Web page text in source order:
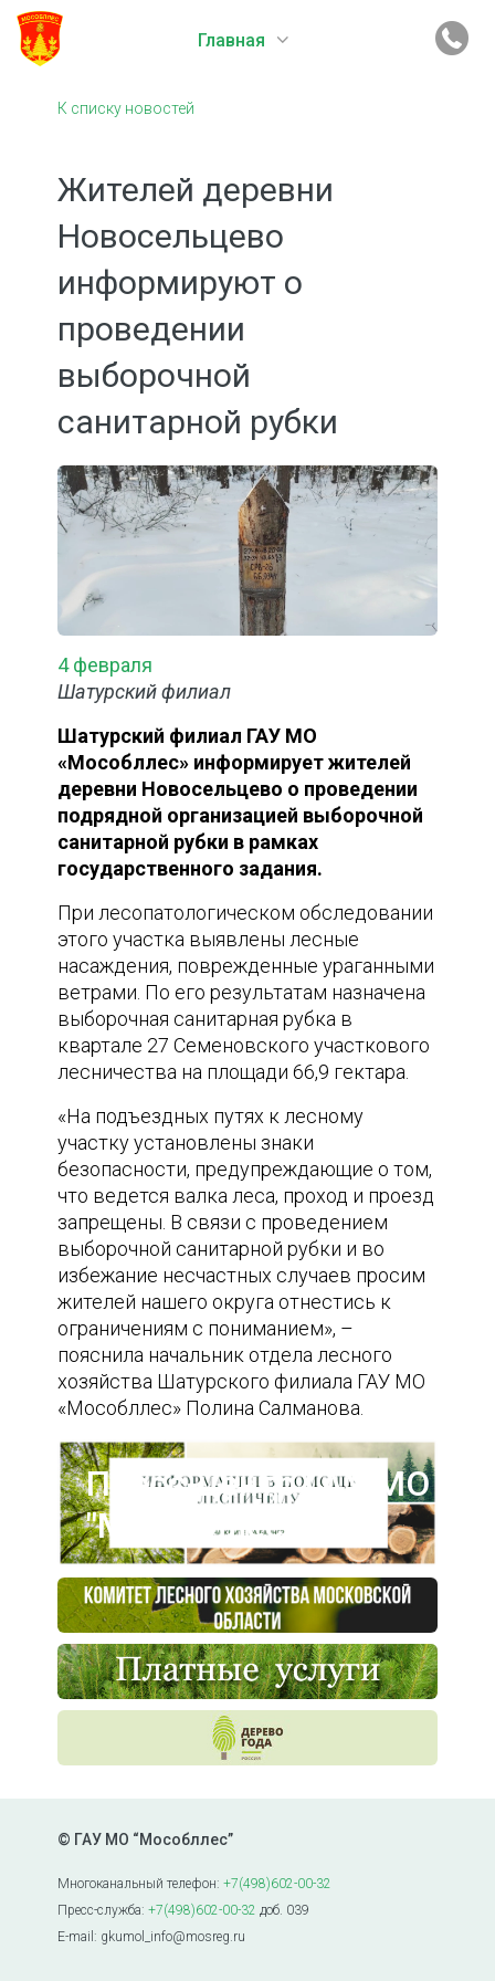
Главная
К списку новостей
Жителей деревни
Новосельцево
информируют о
проведении
выборочной
санитарной рубки
4 февраля
Шатурский филиал
Шатурский филиал ГАУ МО
«Мособллес» информирует жителей
деревни Новосельцево о проведении
подрядной организацией выборочной
санитарной рубки в рамках
государственного задания.
При лесопатологическом обследовании
этого участка выявлены лесные
насаждения, поврежденные ураганными
ветрами. По его результатам назначена
выборочная санитарная рубка в
квартале 27 Семеновского участкового
лесничества на площади 66,9 гектара.
«На подъездных путях к лесному
участку установлены знаки
безопасности, предупреждающие о том,
что ведется валка леса, проход и проезд
запрещены. В связи с проведением
выборочной санитарной рубки и во
избежание несчастных случаев просим
жителей нашего округа отнестись к
ограничениям с пониманием», –
пояснила начальник отдела лесного
хозяйства Шатурского филиала ГАУ МО
«Мособллес» Полина Салманова.
Пресс-центр ГАУ МО
"Мособллес"
© ГАУ МО “Мособллес”
Многоканальный телефон:+7(498)602-00-32
Пресс-служба:+7(498)602-00-32 доб. 039
E-mail: gkumol_info@mosreg.ru